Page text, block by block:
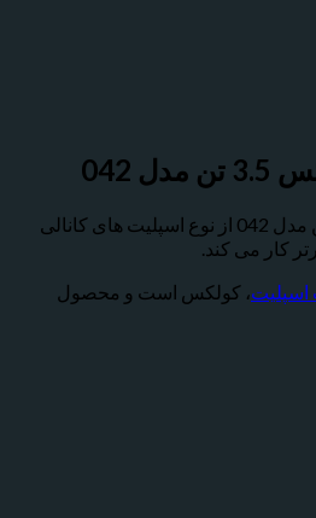
کولکس 3.5 تن مدل 042 از نوع اسپلیت های کانالی
کند.
، کولکس است و محصول